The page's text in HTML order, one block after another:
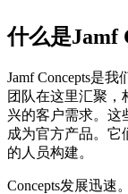
什么是Jamf
Jamf Concepts是
团队在这里汇聚，
兴的客户需求。这
成为官方产品。它
的人员构建。
Concepts发展迅速